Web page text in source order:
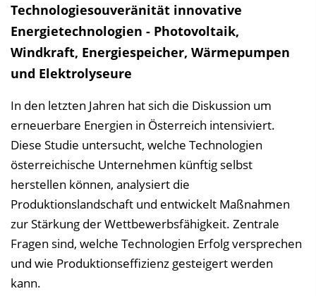
w
n
l
o
d
s
z
u
r
P
u
b
l
i
Technologiesouveränität innovative
Energietechnologien - Photovoltaik,
Windkraft, Energiespeicher, Wärmepumpen
und Elektrolyseure
In den letzten Jahren hat sich die Diskussion um
erneuerbare Energien in Österreich intensiviert.
Diese Studie untersucht, welche Technologien
österreichische Unternehmen künftig selbst
herstellen können, analysiert die
Produktionslandschaft und entwickelt Maßnahmen
zur Stärkung der Wettbewerbsfähigkeit. Zentrale
Fragen sind, welche Technologien Erfolg versprechen
und wie Produktionseffizienz gesteigert werden
kann.